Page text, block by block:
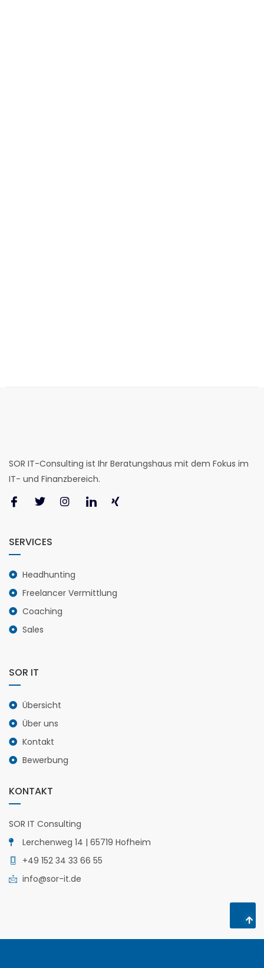
SOR IT-Consulting ist Ihr Beratungshaus mit dem Fokus im
IT- und Finanzbereich.
SERVICES
Headhunting
Freelancer Vermittlung
Coaching
Sales
SOR IT
Übersicht
Über uns
Kontakt
Bewerbung
KONTAKT
SOR IT Consulting
Lerchenweg 14 | 65719 Hofheim
+49 152 34 33 66 55
info@sor-it.de